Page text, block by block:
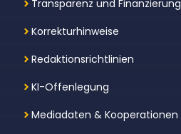
Transparenz und Finanzierung
Korrekturhinweise
Redaktionsrichtlinien
KI-Offenlegung
Mediadaten & Kooperationen